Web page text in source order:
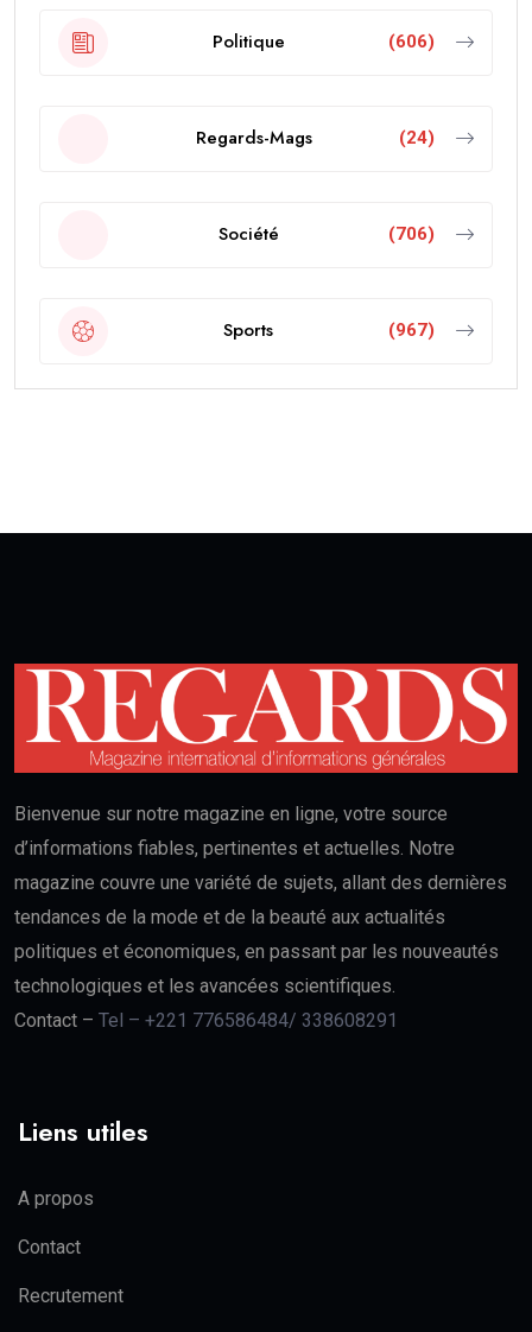
Politique (606)
Regards-Mags (24)
Société (706)
Sports (967)
Bienvenue sur notre magazine en ligne, votre source
d’informations fiables, pertinentes et actuelles. Notre
magazine couvre une variété de sujets, allant des dernières
tendances de la mode et de la beauté aux actualités
politiques et économiques, en passant par les nouveautés
technologiques et les avancées scientifiques.
Contact – Tel – +221 776586484/ 338608291
Liens utiles
A propos
Contact
Recrutement